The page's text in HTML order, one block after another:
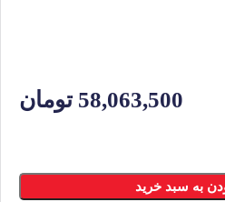
58,063,500 تومان
به سبد خرید